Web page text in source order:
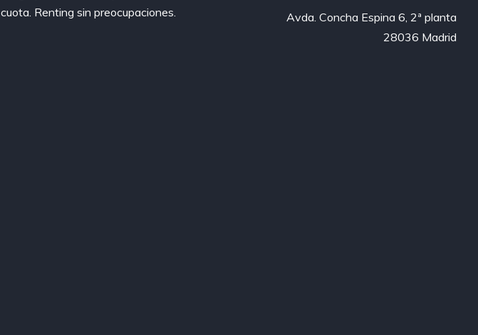
cuota. Renting sin preocupaciones.
Avda. Concha Espina 6, 2ª planta
28036 Madrid